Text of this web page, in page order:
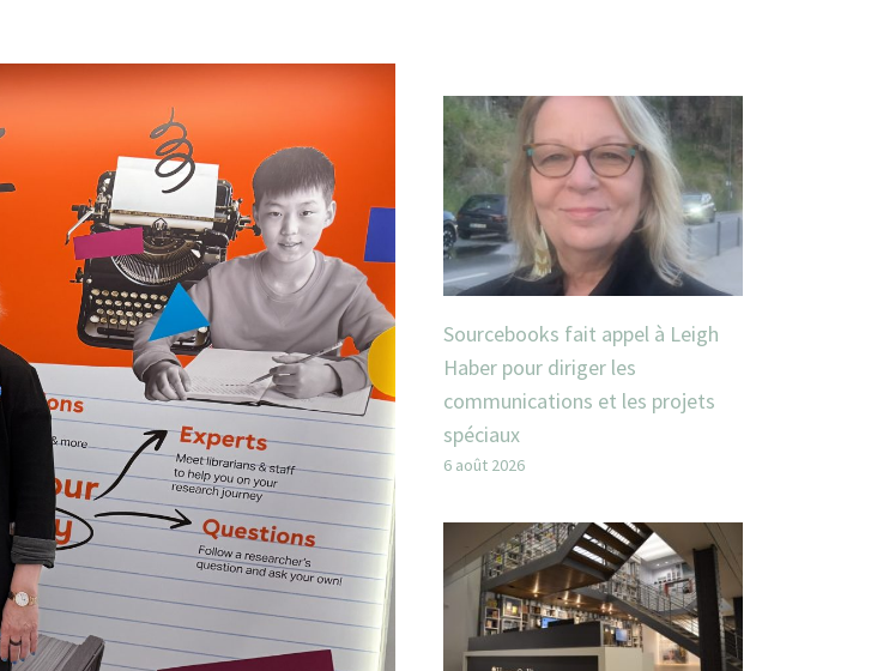
Sourcebooks fait appel à Leigh
Haber pour diriger les
communications et les projets
spéciaux
6 août 2026